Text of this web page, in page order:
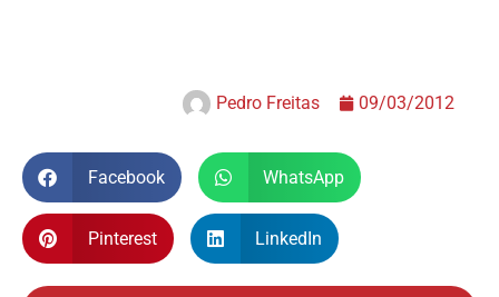
Pedro Freitas 09/03/2012
Facebook WhatsApp
Pinterest LinkedIn